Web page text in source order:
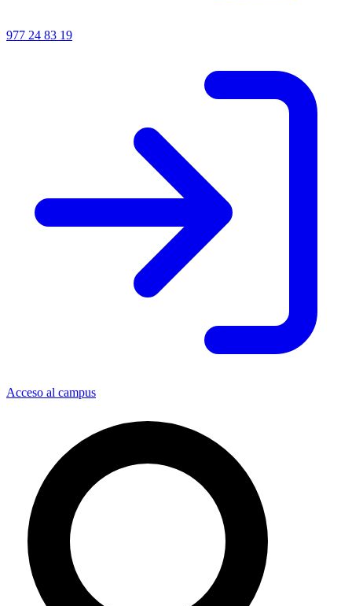
977 24 83 19
Acceso al campus